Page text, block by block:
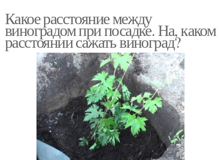
Какое расстояние между
виноградом при посадке. На, каком
расстоянии сажать виноград?